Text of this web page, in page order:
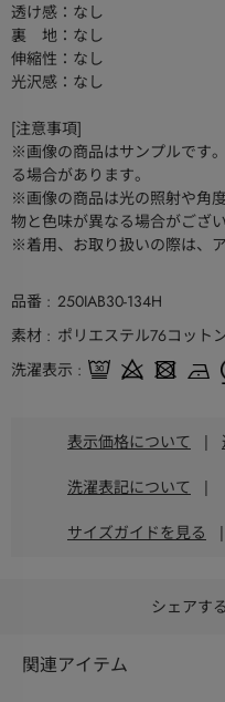
透け感：なし
裏 地：なし
伸縮性：なし
光沢感：なし
[注意事項]
※画像の商品はサンプルです
る場合があります。
※画像の商品は光の照射や角
物と色味が異なる場合がござい
※着用、お取り扱いの際は、
品番
250IAB30-134H
素材
ポリエステル76コット
洗濯表示
表示価格について |
洗濯表記について |
サイズガイドを見る |
シェアする
関連アイテム